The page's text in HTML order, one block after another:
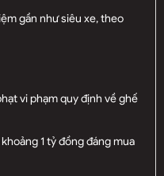
gần như siêu xe, theo
vi phạm quy định về ghế
1 tỷ đồng đáng mua